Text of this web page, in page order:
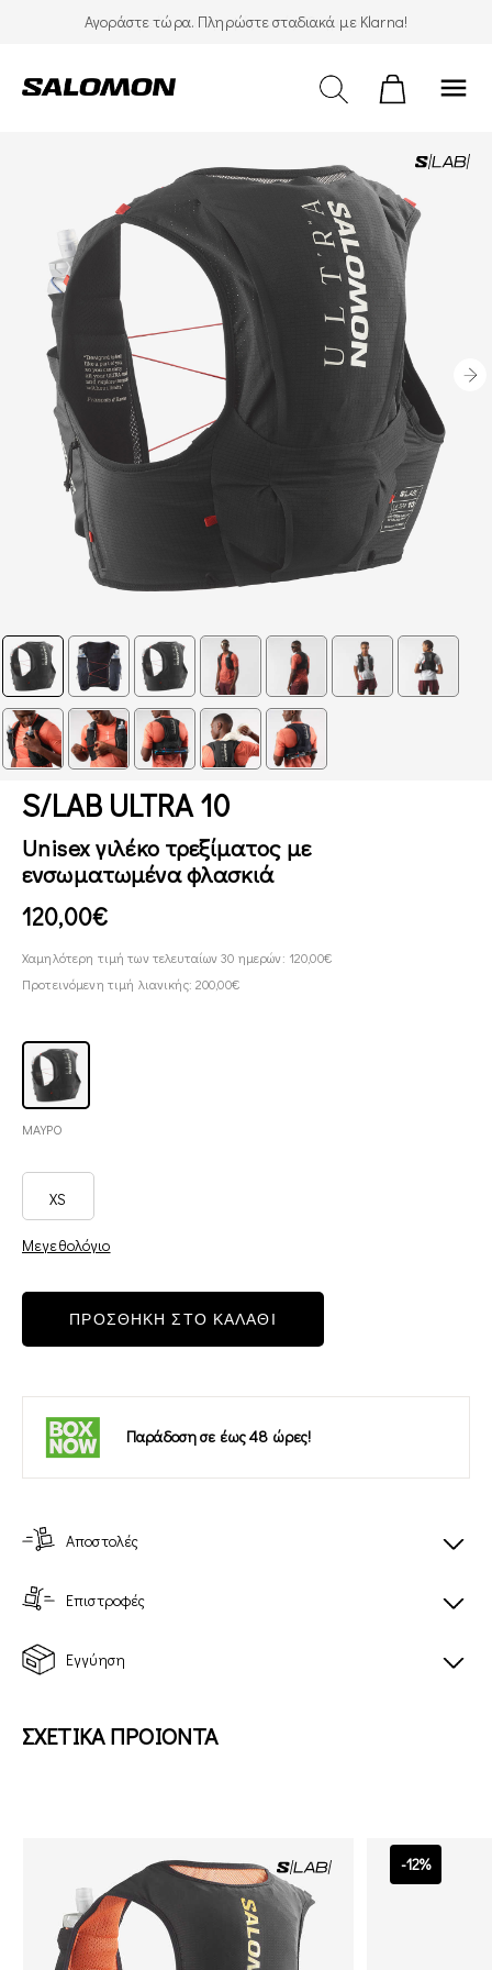
Αγοράστε τώρα. Πληρώστε σταδιακά με Klarna!
menu
S/LAB ULTRA 10
Unisex γιλέκο τρεξίματος με
ενσωματωμένα φλασκιά
120,00€
Χαμηλότερη τιμή των τελευταίων 30 ημερών: 120,00€
Προτεινόμενη τιμή λιανικής: 200,00€
ΜΑΥΡΟ
XS
Μεγεθολόγιο
ΠΡΟΣΘΗΚΗ ΣΤΟ ΚΑΛΑΘΙ
Παράδοση σε έως 48 ώρες!
Αποστολές
Επιστροφές
Εγγύηση
ΣΧΕΤΙΚΑ ΠΡΟΙΟΝΤΑ
-12%